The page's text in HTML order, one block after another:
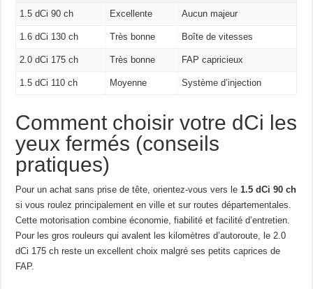
1.5 dCi 90 ch Excellente Aucun majeur
1.6 dCi 130 ch Très bonne Boîte de vitesses
2.0 dCi 175 ch Très bonne FAP capricieux
1.5 dCi 110 ch Moyenne Système d’injection
Comment choisir votre dCi les
yeux fermés (conseils
pratiques)
Pour un achat sans prise de tête, orientez-vous vers le 1.5 dCi 90 ch
si vous roulez principalement en ville et sur routes départementales.
Cette motorisation combine économie, fiabilité et facilité d’entretien.
Pour les gros rouleurs qui avalent les kilomètres d’autoroute, le 2.0
dCi 175 ch reste un excellent choix malgré ses petits caprices de
FAP.